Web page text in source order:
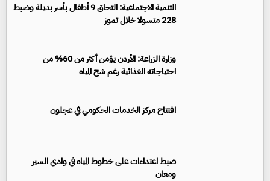
‏التنمية الاجتماعية: التحاق 9 أطفال بأسر بديلة وضبط
228 متسولا خلال تموز
وزارة الزراعة: الأردن يؤمن أكثر من 60% من
احتياجاته الغذائية رغم شح المياه
افتتاح مركز الخدمات الحكومي في عجلون
ضبط اعتداءات على خطوط المياه في وادي السير
ومعان